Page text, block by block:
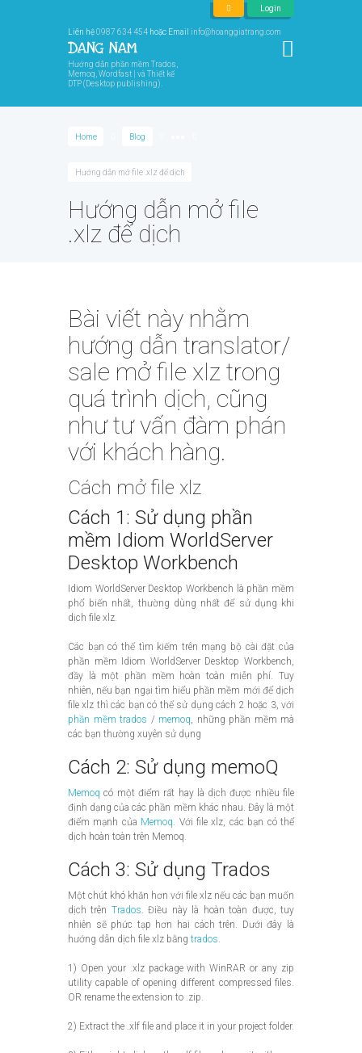
Login
Liên hệ0987 634 454 hoặc Email info@hoanggiatrang.com
Hướng dẫn phần mềm Trados,
Memoq, Wordfast | và Thiết kế
DTP (Desktop publishing).
Home Blog
Hướng dẫn mở file .xlz để dịch
Hướng dẫn mở file
.xlz để dịch
Bài viết này nhằm
hướng dẫn translator/
sale mở file xlz trong
quá trình dịch, cũng
như tư vấn đàm phán
với khách hàng.
Cách mở file xlz
Cách 1: Sử dụng phần
mềm Idiom WorldServer
Desktop Workbench
Idiom WorldServer Desktop Workbench là phần mềm
phổ biến nhất, thường dùng nhất để sử dụng khi
dịch file xlz.
Các bạn có thể tìm kiếm trên mạng bộ cài đặt của
phần mềm Idiom WorldServer Desktop Workbench,
đầy là một phần mềm hoàn toàn miễn phí. Tuy
nhiên, nếu bạn ngại tìm hiểu phần mềm mới để dịch
file xlz thì các bạn có thể sử dụng cách 2 hoặc 3, với
phần mềm trados / memoq, những phần mềm mà
các bạn thường xuyên sử dụng
Cách 2: Sử dụng memoQ
Memoq có một điểm rất hay là dịch được nhiều file
định dạng của các phần mềm khác nhau. Đây là một
điểm mạnh của Memoq. Với file xlz, các bạn có thể
dịch hoàn toàn trên Memoq.
Cách 3: Sử dụng Trados
Một chút khó khăn hơn với file xlz nếu các bạn muốn
dịch trên Trados. Điều này là hoàn toàn được, tuy
nhiên sẽ phức tạp hơn hai cách trên. Dưới đây là
hướng dẫn dịch file xlz bằng trados.
1) Open your .xlz package with WinRAR or any zip
utility capable of opening different compressed files.
OR rename the extension to .zip.
2) Extract the .xlf file and place it in your project folder.